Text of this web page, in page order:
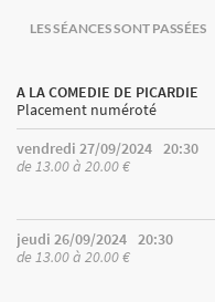
LES SÉANCES SONT PASSÉES
A LA COMEDIE DE PICARDIE
Placement numéroté
vendredi 27/09/2024 20:30
de 13.00 à 20.00 €
jeudi 26/09/2024 20:30
de 13.00 à 20.00 €